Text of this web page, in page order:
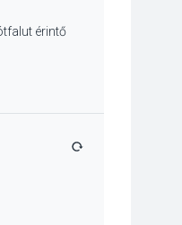
érintő